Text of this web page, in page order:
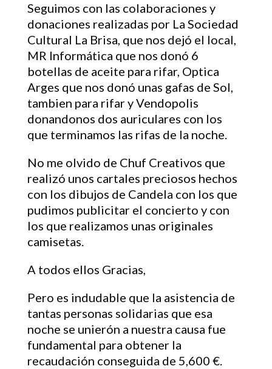
Seguimos con las colaboraciones y
donaciones realizadas por La Sociedad
Cultural La Brisa, que nos dejó el local,
MR Informática que nos donó 6
botellas de aceite para rifar, Optica
Arges que nos donó unas gafas de Sol,
tambien para rifar y Vendopolis
donandonos dos auriculares con los
que terminamos las rifas de la noche.
No me olvido de Chuf Creativos que
realizó unos cartales preciosos hechos
con los dibujos de Candela con los que
pudimos publicitar el concierto y con
los que realizamos unas originales
camisetas.
A todos ellos Gracias,
Pero es indudable que la asistencia de
tantas personas solidarias que esa
noche se unierón a nuestra causa fue
fundamental para obtener la
recaudación conseguida de 5,600 €.